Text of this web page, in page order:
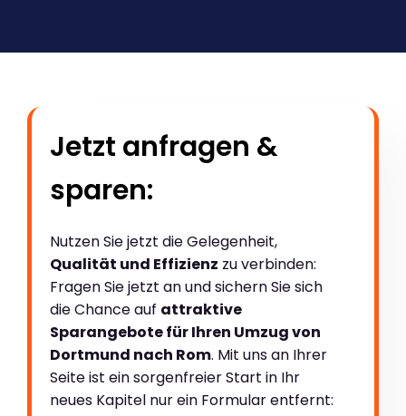
Jetzt anfragen &
sparen:
Nutzen Sie jetzt die Gelegenheit,
Qualität und Effizienz zu verbinden:
Fragen Sie jetzt an und sichern Sie sich
die Chance auf attraktive
Sparangebote für Ihren Umzug von
Dortmund nach Rom. Mit uns an Ihrer
Seite ist ein sorgenfreier Start in Ihr
neues Kapitel nur ein Formular entfernt: